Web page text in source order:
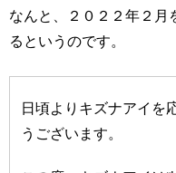
なんと、２０２２年２月
るというのです。
日頃よりキズナアイを
うございます。